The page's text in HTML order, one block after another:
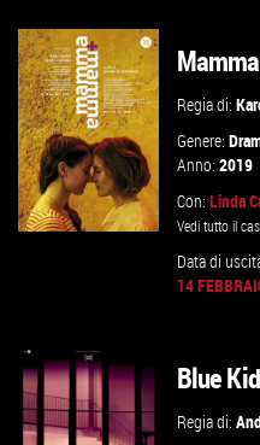
VAI ALLA SCHEDA
Regia di:
Genere:
Anno:2019
Con:Linda
Vedi tutto il
Data di
14
Blue
Regia di: